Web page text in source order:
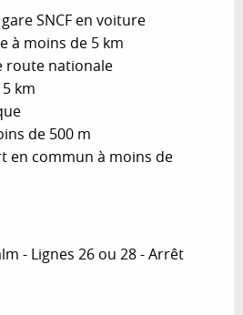
SNCF en voiture
à moins de 5 km
route nationale
km
de 500 m
en commun à moins de
- Lignes 26 ou 28 - Arrêt